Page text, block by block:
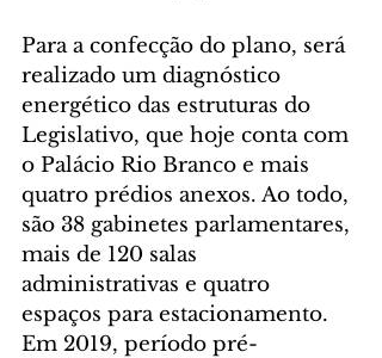
Para a confecção do plano, será
realizado um diagnóstico
energético das estruturas do
Legislativo, que hoje conta com
o Palácio Rio Branco e mais
quatro prédios anexos. Ao todo,
são 38 gabinetes parlamentares,
mais de 120 salas
administrativas e quatro
espaços para estacionamento.
Em 2019, período pré-